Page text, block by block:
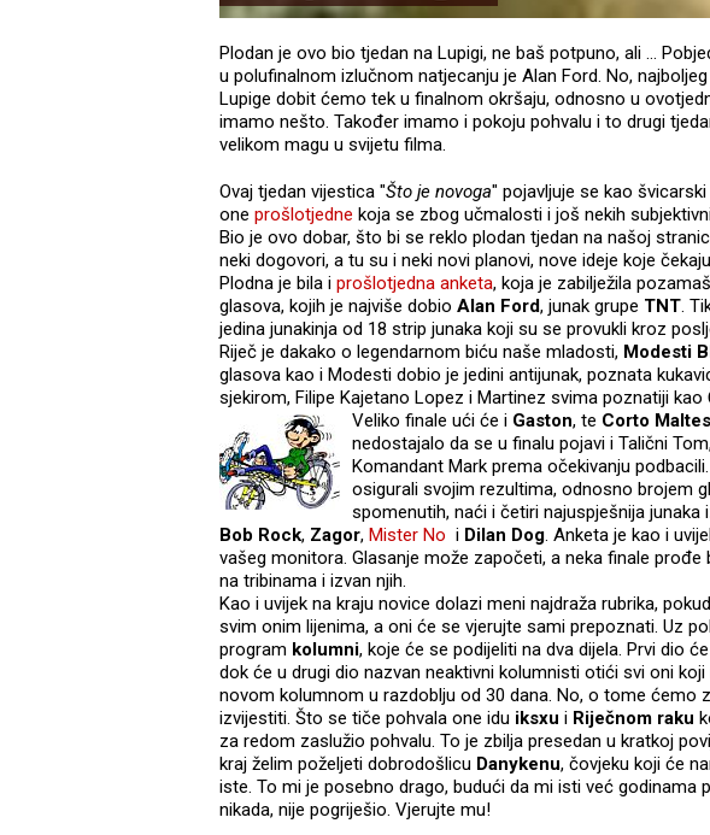
Plodan je ovo bio tjedan na Lupigi, ne baš potpuno, ali ...
u polufinalnom izlučnom natjecanju je Alan Ford. No,
Lupige dobit ćemo tek u finalnom okršaju, odnosno u
imamo nešto. Također imamo i pokoju pohvalu i to drugi
velikom magu u svijetu filma.
Ovaj tjedan vijestica "Što je novoga" pojavljuje se kao
one prošlotjedne koja se zbog učmalosti i još nekih
Bio je ovo dobar, što bi se reklo plodan tjedan na našoj
neki dogovori, a tu su i neki novi planovi, nove ideje koje
Plodna je bila i prošlotjedna anketa, koja je zabilježila
glasova, kojih je najviše dobio Alan Ford, junak grupe TNT.
jedina junakinja od 18 strip junaka koji su se provukli kroz
Riječ je dakako o legendarnom biću naše mladosti, Modesti
glasova kao i Modesti dobio je jedini antijunak, poznata
sjekirom, Filipe Kajetano Lopez i Martinez svima poznatiji kao
Veliko finale ući će i Gaston, te Corto
nedostajalo da se u finalu pojavi i Talični
Komandant Mark prema očekivanju
osigurali svojim rezultima, odnosno brojem
spomenutih, naći i četiri najuspješnija junaka
Bob Rock, Zagor, Mister No i Dilan Dog. Anketa je kao i
vašeg monitora. Glasanje može započeti, a neka finale prođe
na tribinama i izvan njih.
Kao i uvijek na kraju novice dolazi meni najdraža rubrika,
svim onim lijenima, a oni će se vjerujte sami prepoznati. Uz
program kolumni, koje će se podijeliti na dva dijela. Prvi dio
dok će u drugi dio nazvan neaktivni kolumnisti otići svi oni
novom kolumnom u razdoblju od 30 dana. No, o tome ćemo
izvijestiti. Što se tiče pohvala one idu iksxu i Riječnom raku
za redom zaslužio pohvalu. To je zbilja presedan u kratkoj
kraj želim poželjeti dobrodošlicu Danykenu, čovjeku koji će
iste. To mi je posebno drago, budući da mi isti već godinama
nikada, nije pogriješio. Vjerujte mu!